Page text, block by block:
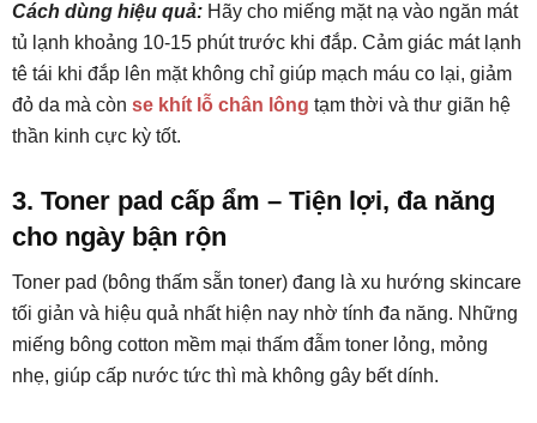
Cách dùng hiệu quả: Hãy cho miếng mặt nạ vào ngăn mát
tủ lạnh khoảng 10-15 phút trước khi đắp. Cảm giác mát lạnh
tê tái khi đắp lên mặt không chỉ giúp mạch máu co lại, giảm
đỏ da mà còn se khít lỗ chân lông tạm thời và thư giãn hệ
thần kinh cực kỳ tốt.
3. Toner pad cấp ẩm – Tiện lợi, đa năng
cho ngày bận rộn
Toner pad (bông thấm sẵn toner) đang là xu hướng skincare
tối giản và hiệu quả nhất hiện nay nhờ tính đa năng. Những
miếng bông cotton mềm mại thấm đẫm toner lỏng, mỏng
nhẹ, giúp cấp nước tức thì mà không gây bết dính.